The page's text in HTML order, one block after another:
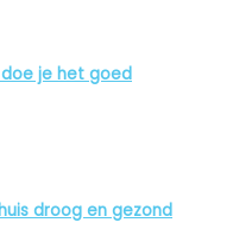
je het goed
droog en gezond